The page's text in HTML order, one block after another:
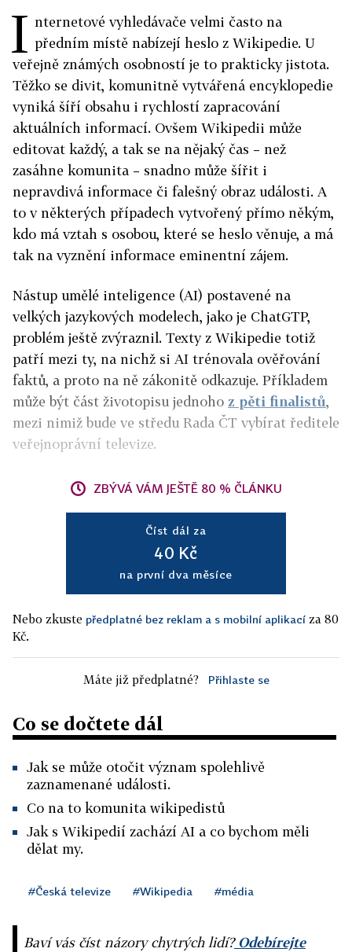
I nternetové vyhledávače velmi často na
předním místě nabízejí heslo z Wikipedie. U
veřejně známých osobností je to prakticky jistota.
Těžko se divit, komunitně vytvářená encyklopedie
vyniká šíří obsahu i rychlostí zapracování
aktuálních informací. Ovšem Wikipedii může
editovat každý, a tak se na nějaký čas – než
zasáhne komunita – snadno může šířit i
nepravdivá informace či falešný obraz události. A
to v některých případech vytvořený přímo někým,
kdo má vztah s osobou, které se heslo věnuje, a má
tak na vyznění informace eminentní zájem.
Nástup umělé inteligence (AI) postavené na
velkých jazykových modelech, jako je ChatGTP,
problém ještě zvýraznil. Texty z Wikipedie totiž
patří mezi ty, na nichž si AI trénovala ověřování
faktů, a proto na ně zákonitě odkazuje. Příkladem
může být část životopisu jednoho z pěti finalistů,
mezi nimiž bude ve středu Rada ČT vybírat ředitele
veřejnoprávní televize.
ZBÝVÁ VÁM JEŠTĚ 80 % ČLÁNKU
Číst dál za
40 Kč
na první dva měsíce
Nebo zkuste předplatné bez reklam a s mobilní aplikací za 80
Kč.
Máte již předplatné? Přihlaste se
Co se dočtete dál
Jak se může otočit význam spolehlivě
zaznamenané události.
Co na to komunita wikipedistů
Jak s Wikipedií zachází AI a co bychom měli
dělat my.
#Česká televize #Wikipedia #média
Baví vás číst názory chytrých lidí?Odebírejte